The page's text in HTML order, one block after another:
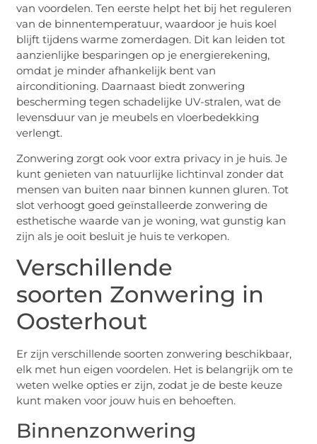
van voordelen. Ten eerste helpt het bij het reguleren
van de binnentemperatuur, waardoor je huis koel
blijft tijdens warme zomerdagen. Dit kan leiden tot
aanzienlijke besparingen op je energierekening,
omdat je minder afhankelijk bent van
airconditioning. Daarnaast biedt zonwering
bescherming tegen schadelijke UV-stralen, wat de
levensduur van je meubels en vloerbedekking
verlengt.
Zonwering zorgt ook voor extra privacy in je huis. Je
kunt genieten van natuurlijke lichtinval zonder dat
mensen van buiten naar binnen kunnen gluren. Tot
slot verhoogt goed geïnstalleerde zonwering de
esthetische waarde van je woning, wat gunstig kan
zijn als je ooit besluit je huis te verkopen.
Verschillende
soorten Zonwering in
Oosterhout
Er zijn verschillende soorten zonwering beschikbaar,
elk met hun eigen voordelen. Het is belangrijk om te
weten welke opties er zijn, zodat je de beste keuze
kunt maken voor jouw huis en behoeften.
Binnenzonwering